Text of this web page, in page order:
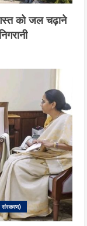
को जल चढ़ाने
संस्करण)